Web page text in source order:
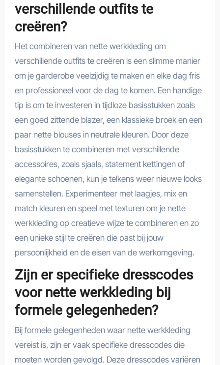
verschillende outfits te
creëren?
Het combineren van nette werkkleding om
verschillende outfits te creëren is een slimme manier
om je garderobe veelzijdig te maken en elke dag fris
en professioneel voor de dag te komen. Een handige
tip is om te investeren in tijdloze basisstukken zoals
een goed zittende blazer, een klassieke broek en een
paar nette blouses in neutrale kleuren. Door deze
basisstukken te combineren met verschillende
accessoires, zoals sjaals, statement kettingen of
elegante schoenen, kun je telkens weer nieuwe looks
samenstellen. Experimenteer met laagjes, mix en
match kleuren en speel met texturen om je nette
werkkleding op creatieve wijze te combineren en zo
een unieke stijl te creëren die past bij jouw
persoonlijkheid en de eisen van de werkomgeving.
Zijn er specifieke dresscodes
voor nette werkkleding bij
formele gelegenheden?
Bij formele gelegenheden waar nette werkkleding
vereist is, zijn er vaak specifieke dresscodes die
moeten worden gevolgd. Deze dresscodes variëren